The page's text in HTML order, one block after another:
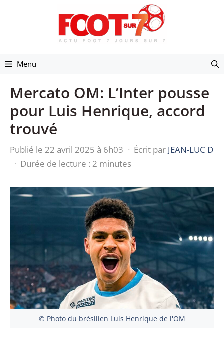
Menu
Mercato OM: L’Inter pousse
pour Luis Henrique, accord
trouvé
Publié le 22 avril 2025 à 6h03 · Écrit par JEAN-LUC D
· Durée de lecture : 2 minutes
© Photo du brésilien Luis Henrique de l'OM